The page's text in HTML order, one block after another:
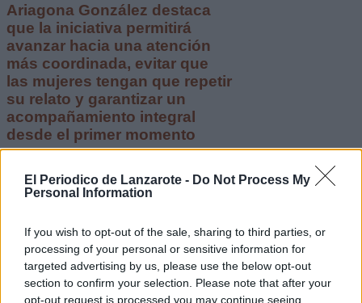
El Periodico de Lanzarote - Do Not Process My
Personal Information
If you wish to opt-out of the sale, sharing to third parties, or
processing of your personal or sensitive information for
targeted advertising by us, please use the below opt-out
section to confirm your selection. Please note that after your
opt-out request is processed you may continue seeing
Ariagona González destaca
que la iniciativa permitirá
avanzar hacia una atención
más coordinada, evitar que
las mujeres tengan que repetir
su relato y garantizar un
acompañamiento integral
desde el primer momento
29 Julio 2026 - 13:05
Santana logra un amplio
respaldo del Pleno para